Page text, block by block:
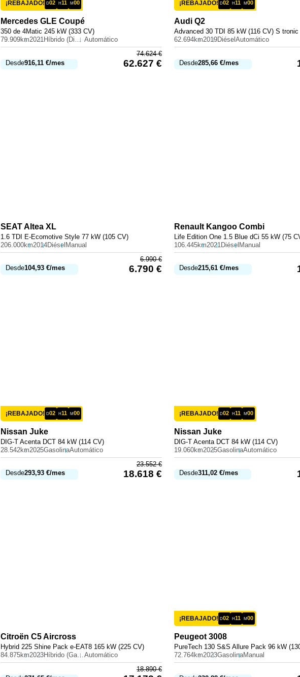
¡REBAJADO! D02 H11 M00
Mercedes GLE Coupé
350 de 4Matic 245 kW (333 CV)
79.909km2021 Híbrido (Diesel) Automático
Desde916,11 €/mes
74.624€
62.627 €
¡REBAJADO! D02 H11 M00
Audi Q2
Advanced 30 TDI 85 kW (116 CV) S tronic
62.694km2019Diésel Automático
Desde285,66 €/mes
SEATAltea XL
1.6 TDI E-Ecomotive Style 77 kW (105 CV)
206.000km2014DiéselManual
Desde104,93 €/mes
6.990€
6.790 €
Renault Kangoo Combi
Life Edition One 1.5 Blue dCi 55 kW (75
106.445km2021 DiéselManual
Desde215,61 €/mes
¡REBAJADO! D02 H11 M00
Nissan Juke
DIG-T Acenta DCT 84 kW (114 CV)
28.542km2025GasolinaAutomático
Desde293,93 €/mes
23.552€
18.618 €
¡REBAJADO! D02 H11 M00
Nissan Juke
DIG-T Acenta DCT 84 kW (114 CV)
19.060km2025GasolinaAutomático
Desde311,02 €/mes
Citroën C5 Aircross
Hybrid 225 Shine Pack e-EAT8 165 kW (225 CV)
84.875km2023 Híbrido (Gasolina)Automático
18.890€
¡REBAJADO! D02 H11 M00
Peugeot 3008
PureTech 130 S&S Allure Pack 96 kW
72.764km2023GasolinaManual